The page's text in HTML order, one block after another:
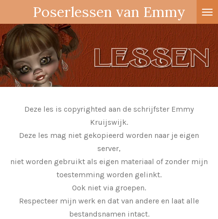
direct
naar
de
hoofdinhoud
Poserlessen van Emmy
Deze les is copyrighted aan de schrijfster Emmy
Kruijswijk.
Deze les mag niet gekopieerd worden naar je eigen
server,
niet worden gebruikt als eigen materiaal of zonder mijn
toestemming worden gelinkt.
Ook niet via groepen.
Respecteer mijn werk en dat van andere en laat alle
bestandsnamen intact.